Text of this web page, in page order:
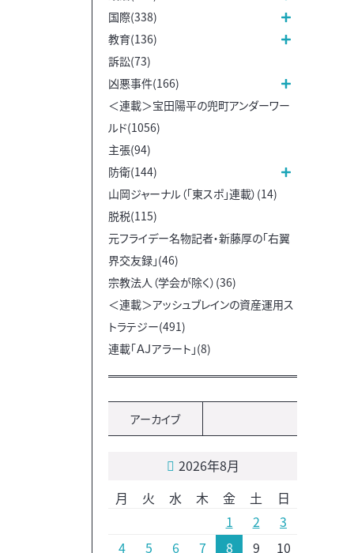
国際(338)
教育(136)
訴訟(73)
凶悪事件(166)
＜連載＞宝田陽平の兜町アンダーワー
ルド(1056)
主張(94)
防衛(144)
山岡ジャーナル（「東スポ」連載）(14)
脱税(115)
元フライデー名物記者・新藤厚の「右翼
界交友録」(46)
宗教法人（学会が除く）(36)
＜連載＞アッシュブレインの資産運用ス
トラテジー(491)
連載「ＡＪアラート」(8)
アーカイブ
2026年8月
月
火 水 木 金 土
日
1
2
3
4
5 6 7 8 9 10